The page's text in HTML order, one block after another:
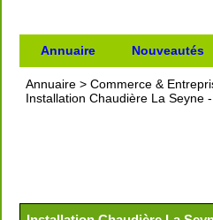
Annuaire Nouveautés
Annuaire > Commerce &
Installation Chaudière La Seyne